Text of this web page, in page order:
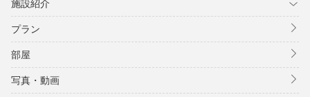
施設紹介
プラン
部屋
写真・動画